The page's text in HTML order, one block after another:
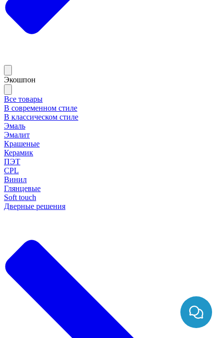
Экошпон
Все товары
В современном стиле
В классическом стиле
Эмаль
Эмалит
Крашеные
Керамик
ПЭТ
CPL
Винил
Глянцевые
Soft touch
Дверные решения